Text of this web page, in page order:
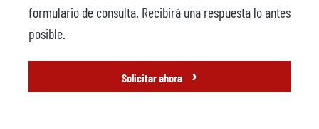
formulario de consulta. Recibirá una respuesta lo antes
posible.
Solicitar ahora ›